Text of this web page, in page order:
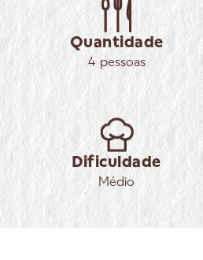
Quantidade
4 pessoas
Dificuldade
Médio